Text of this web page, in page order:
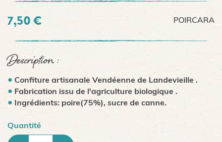
7,50 € POIRCARA
Description :
Confiture artisanale Vendéenne de Landevieille .
Fabrication issu de l'agriculture biologique .
Ingrédients: poire(75%), sucre de canne.
Quantité